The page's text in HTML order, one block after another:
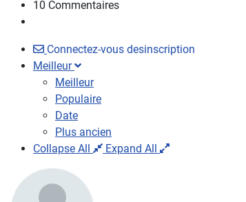
10 Commentaires
Connectez-vous desinscription
Meilleur
Meilleur
Populaire
Date
Plus ancien
Collapse All
Expand All